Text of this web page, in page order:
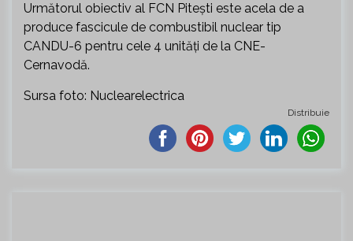
Următorul obiectiv al FCN Pitești este acela de a
produce fascicule de combustibil nuclear tip
CANDU-6 pentru cele 4 unități de la CNE-
Cernavodă.
Sursa foto: Nuclearelectrica
Distribuie